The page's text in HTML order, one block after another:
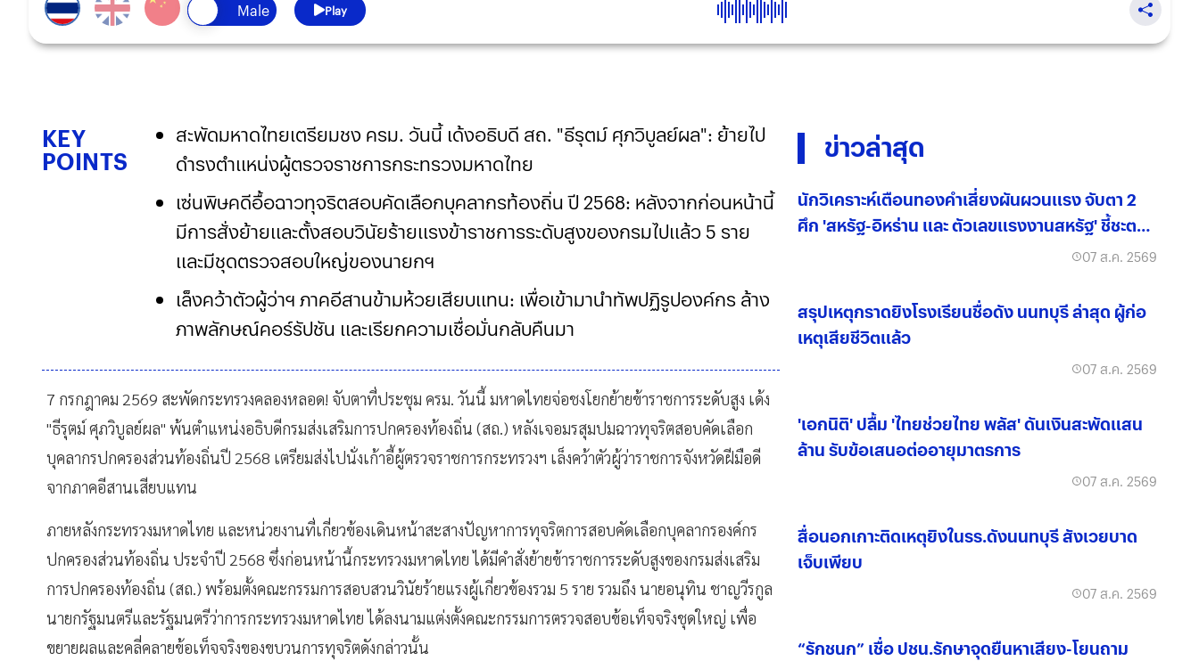
Play
KEY
POINTS
สะพัดมหาดไทยเตรียมชง ครม. วันนี้ เด้งอธิบดี สถ. "ธีรุตม์ ศุภวิบูลย์ผล": ย้ายไป
ดำรงตำแหน่งผู้ตรวจราชการกระทรวงมหาดไทย
เซ่นพิษคดีอื้อฉาวทุจริตสอบคัดเลือกบุคลากรท้องถิ่น ปี 2568: หลังจากก่อนหน้านี้
มีการสั่งย้ายและตั้งสอบวินัยร้ายแรงข้าราชการระดับสูงของกรมไปแล้ว 5 ราย
และมีชุดตรวจสอบใหญ่ของนายกฯ
เล็งคว้าตัวผู้ว่าฯ ภาคอีสานข้ามห้วยเสียบแทน: เพื่อเข้ามานำทัพปฏิรูปองค์กร ล้าง
ภาพลักษณ์คอร์รัปชัน และเรียกความเชื่อมั่นกลับคืนมา
7 กรกฎาคม 2569 สะพัดกระทรวงคลองหลอด! จับตาที่ประชุม ครม. วันนี้ มหาดไทยจ่อชงโยกย้ายข้าราชการระดับสูง เด้ง
"ธีรุตม์ ศุภวิบูลย์ผล" พ้นตำแหน่งอธิบดีกรมส่งเสริมการปกครองท้องถิ่น (สถ.) หลังเจอมรสุมปมฉาวทุจริตสอบคัดเลือก
บุคลากรปกครองส่วนท้องถิ่นปี 2568 เตรียมส่งไปนั่งเก้าอี้ผู้ตรวจราชการกระทรวงฯ เล็งคว้าตัวผู้ว่าราชการจังหวัดฝีมือดี
จากภาคอีสานเสียบแทน
ภายหลังกระทรวงมหาดไทย และหน่วยงานที่เกี่ยวข้องเดินหน้าสะสางปัญหาการทุจริตการสอบคัดเลือกบุคลากรองค์กร
ปกครองส่วนท้องถิ่น ประจำปี 2568 ซึ่งก่อนหน้านี้กระทรวงมหาดไทย ได้มีคำสั่งย้ายข้าราชการระดับสูงของกรมส่งเสริม
การปกครองท้องถิ่น (สถ.) พร้อมตั้งคณะกรรมการสอบสวนวินัยร้ายแรงผู้เกี่ยวข้องรวม 5 ราย รวมถึง นายอนุทิน ชาญวีรกูล
นายกรัฐมนตรีและรัฐมนตรีว่าการกระทรวงมหาดไทย ได้ลงนามแต่งตั้งคณะกรรมการตรวจสอบข้อเท็จจริงชุดใหญ่ เพื่อ
ขยายผลและคลี่คลายข้อเท็จจริงของขบวนการทุจริตดังกล่าวนั้น
ข่าวล่าสุด
นักวิเคราะห์เตือนทองคำเสี่ยงผันผวนแรง จับตา 2
ศึก 'สหรัฐ-อิหร่าน และ ตัวเลขแรงงานสหรัฐ' ชี้ชะตา
07 ส.ค. 2569
สรุปเหตุกราดยิงโรงเรียนชื่อดัง นนทบุรี ล่าสุด ผู้ก่อ
เหตุเสียชีวิตแล้ว
07 ส.ค. 2569
'เอกนิติ' ปลื้ม 'ไทยช่วยไทย พลัส' ดันเงินสะพัดแสน
ล้าน รับข้อเสนอต่ออายุมาตรการ
07 ส.ค. 2569
สื่อนอกเกาะติดเหตุยิงในรร.ดังนนทบุรี สังเวยบาด
เจ็บเพียบ
07 ส.ค. 2569
“รักชนก” เชื่อ ปชน.รักษาจุดยืนหาเสียง-โยนถาม